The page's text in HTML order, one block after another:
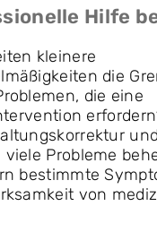
Hilfe
kleinere
die
die eine
und
Probleme
bestimmte
von